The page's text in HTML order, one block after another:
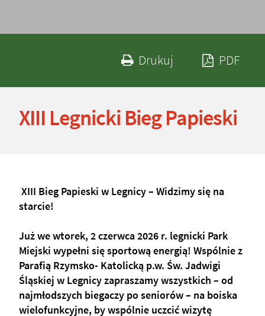
DrukujDrukuj PDF
XIII Legnicki Bieg Papieski
starcie!
Już we wtorek, 2 czerwca 2026 r. legnicki Park
Miejski wypełni się sportową energią! Wspólnie z
Parafią Rzymsko- Katolicką p.w. Św. Jadwigi
Śląskiej w Legnicy zapraszamy wszystkich – od
najmłodszych biegaczy po seniorów – na boiska
wielofunkcyjne, by wspólnie uczcić wizytę